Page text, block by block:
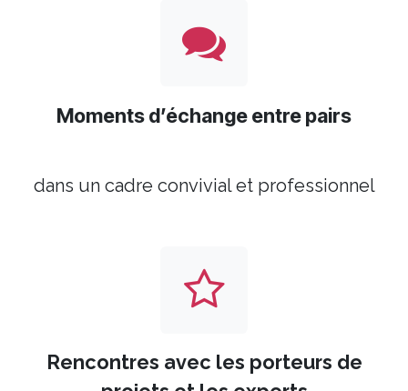
Moments d’échange entre pairs
dans un cadre convivial et professionnel
Rencontres avec les porteurs de